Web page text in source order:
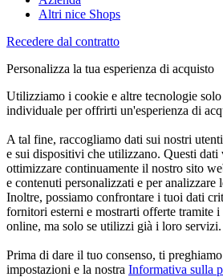
Altri nice Shops
Recedere dal contratto
Personalizza la tua esperienza di acquisto
Utilizziamo i cookie e altre tecnologie
individuale per offrirti un'esperienza di
A tal fine, raccogliamo dati sui nostri
e sui dispositivi che utilizzano. Questi
ottimizzare continuamente il nostro sito
e contenuti personalizzati e per analizzare
Inoltre, possiamo confrontare i tuoi dati
fornitori esterni e mostrarti offerte tramite
online, ma solo se utilizzi già i loro servizi.
Prima di dare il tuo consenso, ti
impostazioni e la nostra Informativa sulla